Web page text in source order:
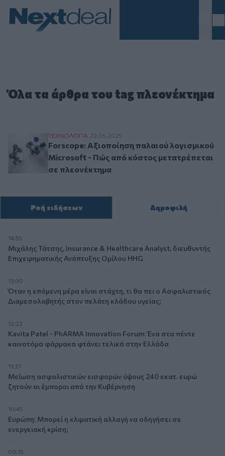
Όλα τα άρθρα του tag πλεονέκτημα
Forscope: Αξιοποίηση παλαιού λογισμικού
ΤΕΧΝΟΛΟΓΙΑ 22.05.2025
Forscope: Αξιοποίηση παλαιού λογισμικού
Microsoft - Πώς από κόστος μετατρέπεται
σε πλεονέκτημα
Ροή ειδήσεων Δημοφιλή
14:55
Μιχάλης Τάτσης, Insurance & Healthcare Analyst, διευθυντής
Επιχειρηματικής Ανάπτυξης Ομίλου HHG
13:30
Όταν η επόμενη μέρα είναι στάχτη, τι θα πει ο Ασφαλιστικός
Διαμεσολαβητής στον πελάτη κλάδου υγείας;
12:22
Kavita Patel - PhARMA Innovation Forum: Ένα στα πέντε
καινοτόμα φάρμακα φτάνει τελικά στην Ελλάδα
11:37
Μείωση ασφαλιστικών εισφορών ύψους 240 εκατ. ευρώ
ζητούν οι έμποροι από την Κυβέρνηση
10:45
Ευρώπη: Μπορεί η κλιματική αλλαγή να οδηγήσει σε
ενεργειακή κρίση;
09:15